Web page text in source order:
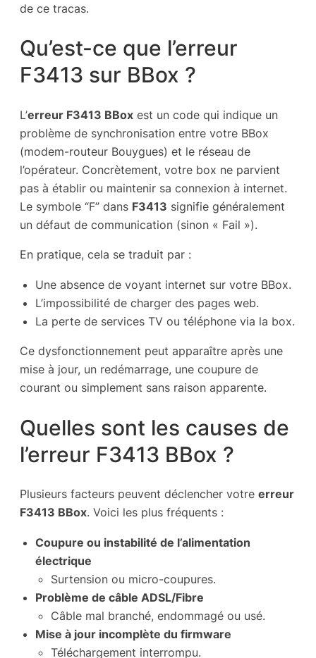
de ce tracas.
Qu’est-ce que l’erreur
F3413 sur BBox ?
L’erreur F3413 BBox est un code qui indique un
problème de synchronisation entre votre BBox
(modem-routeur Bouygues) et le réseau de
l’opérateur. Concrètement, votre box ne parvient
pas à établir ou maintenir sa connexion à internet.
Le symbole “F” dans F3413 signifie généralement
un défaut de communication (sinon « Fail »).
En pratique, cela se traduit par :
Une absence de voyant internet sur votre BBox.
L’impossibilité de charger des pages web.
La perte de services TV ou téléphone via la box.
Ce dysfonctionnement peut apparaître après une
mise à jour, un redémarrage, une coupure de
courant ou simplement sans raison apparente.
Quelles sont les causes de
l’erreur F3413 BBox ?
Plusieurs facteurs peuvent déclencher votre erreur
F3413 BBox. Voici les plus fréquents :
Coupure ou instabilité de l’alimentation
électrique
Surtension ou micro-coupures.
Problème de câble ADSL/Fibre
Câble mal branché, endommagé ou usé.
Mise à jour incomplète du firmware
Téléchargement interrompu.